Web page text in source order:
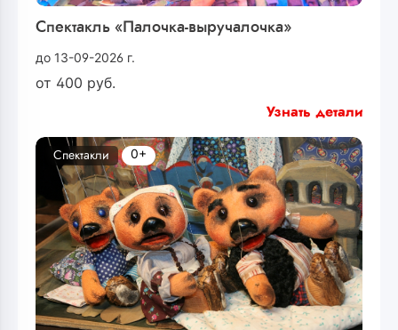
Спектакль «Палочка-выручалочка»
до 13-09-2026 г.
от 400 руб.
Узнать детали
Спектакли 0+